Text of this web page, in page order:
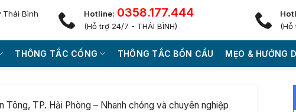
Bình
Hotline: 0358.177.444
(Hỗ trợ 24/7 - THÁI BÌNH) (Hỗ
THÔNG TẮC CỐNG THÔNG TẮC BỒN CẦU MẸO & HƯỚNG
TP. Hải Phòng – Nhanh chóng và chuyên nghiệp